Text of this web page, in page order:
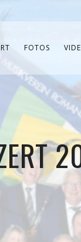
FOTOS